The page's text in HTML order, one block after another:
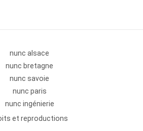
nunc alsace
nunc bretagne
nunc savoie
nunc paris
nunc ingénierie
et reproductions